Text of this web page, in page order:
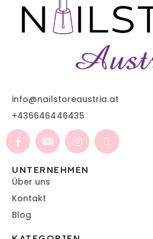
info@nailstoreaustria.at
+436646446435
UNTERNEHMEN
Über uns
Kontakt
Blog